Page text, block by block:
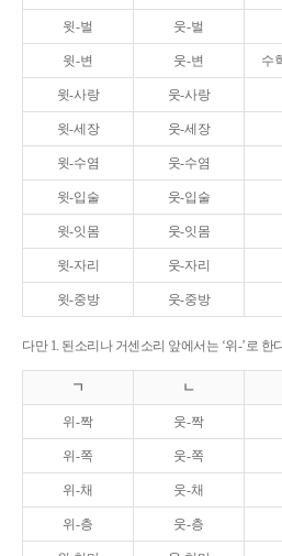
윗-벌 웃-벌
윗-변 웃-변 수
윗-사랑 웃-사랑
윗-세장 웃-세장
윗-수염 웃-수염
윗-입술 웃-입술
윗-잇몸 웃-잇몸
윗-자리 웃-자리
윗-중방 웃-중방
다만 1. 된소리나 거센소리 앞에서는 ‘위-’로
ㄱ ㄴ
위-짝 웃-짝
위-쪽 웃-쪽
위-채 웃-채
위-층 웃-층